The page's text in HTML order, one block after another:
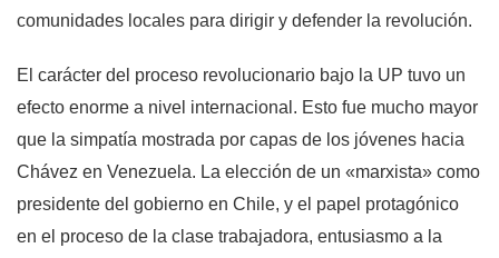
comunidades locales para dirigir y defender la revolución.
El carácter del proceso revolucionario bajo la UP tuvo un
efecto enorme a nivel internacional. Esto fue mucho mayor
que la simpatía mostrada por capas de los jóvenes hacia
Chávez en Venezuela. La elección de un «marxista» como
presidente del gobierno en Chile, y el papel protagónico
en el proceso de la clase trabajadora, entusiasmo a la